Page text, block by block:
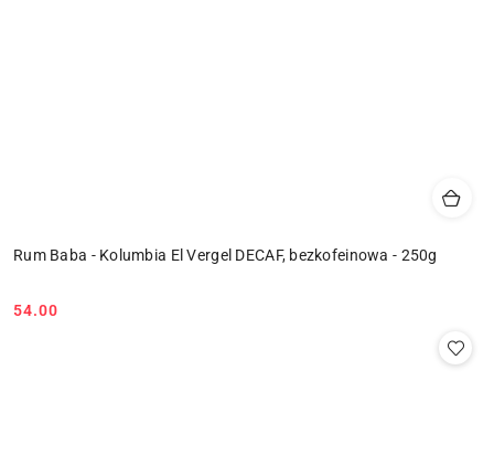
Rum Baba - Kolumbia El Vergel DECAF, bezkofeinowa - 250g
Cena:
54.00